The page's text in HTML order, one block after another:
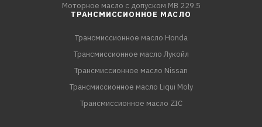
Моторное масло с допуском MB 229.5
ТРАНСМИССИОННОЕ МАСЛО
Трансмиссионное масло Honda
Трансмиссионное масло Лукойл
Трансмиссионное масло Nissan
Трансмиссионное масло Liqui Moly
Трансмиссионное масло ZIC